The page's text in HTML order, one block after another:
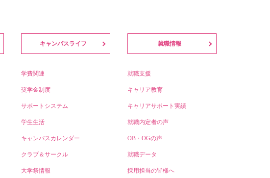
キャンパスライフ
学費関連
奨学金制度
サポートシステム
学生生活
キャンパスカレンダー
クラブ＆サークル
大学祭情報
就職情報
就職支援
キャリア教育
キャリアサポート実績
就職内定者の声
OB・OGの声
就職データ
採用担当の皆様へ